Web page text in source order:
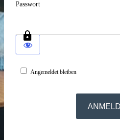
Passwort
Angemeldet bleiben